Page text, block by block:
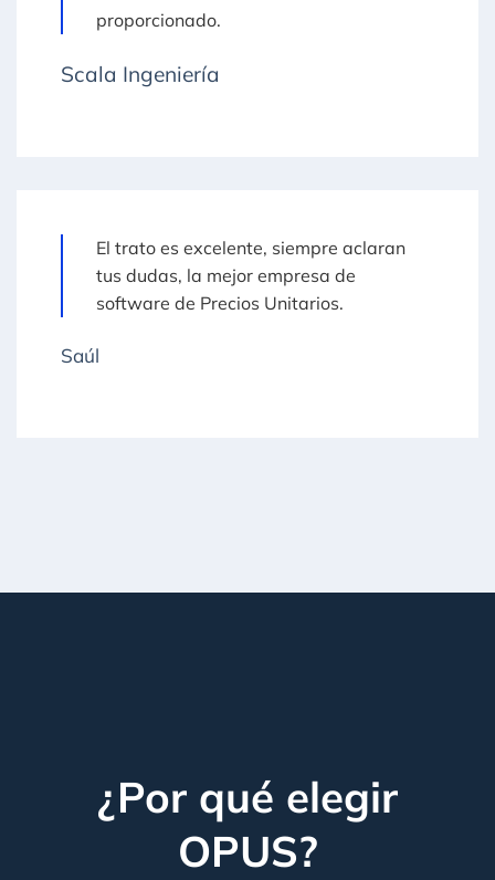
proporcionado.
Scala Ingeniería
El trato es excelente, siempre aclaran
tus dudas, la mejor empresa de
software de Precios Unitarios.
Saúl
¿Por qué elegir
OPUS?